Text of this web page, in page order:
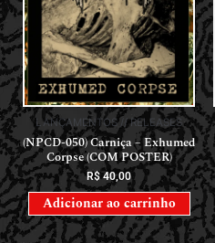
LANÇAMENTOS // RELEASES
(NPCD-050) Carniça – Exhumed
Corpse (COM POSTER)
R$40,00
Adicionar ao carrinho